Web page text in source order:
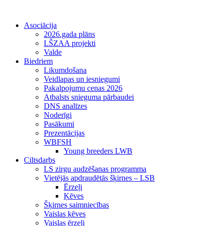
Asociācija
2026.gada plāns
LŠZAA projekti
Valde
Biedriem
Likumdošana
Veidlapas un iesniegumi
Pakalpojumu cenas 2026
Atbalsts snieguma pārbaudei
DNS analīzes
Noderīgi
Pasākumi
Prezentācijas
WBFSH
Young breeders LWB
Ciltsdarbs
LS zirgu audzēšanas programma
Vietējās apdraudētās šķirnes – LSB
Ērzeļi
Ķēves
Šķirnes saimniecības
Vaislas ķēves
Vaislas ērzeļi